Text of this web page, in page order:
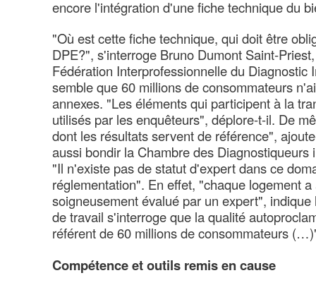
encore l'intégration d'une fiche technique du
"Où est cette fiche technique, qui doit être
DPE?", s'interroge Bruno Dumont Saint-
Fédération Interprofessionnelle du Diagnostic
semble que 60 millions de consommateurs
annexes. "Les éléments qui participent à la
utilisés par les enquêteurs", déplore-t-il. De
dont les résultats servent de référence",
aussi bondir la Chambre des Diagnostiqueurs
"Il n'existe pas de statut d'expert dans ce
réglementation". En effet, "chaque logement
soigneusement évalué par un expert",
de travail s'interroge que la qualité
référent de 60 millions de consommateurs
Compétence et outils remis en cause